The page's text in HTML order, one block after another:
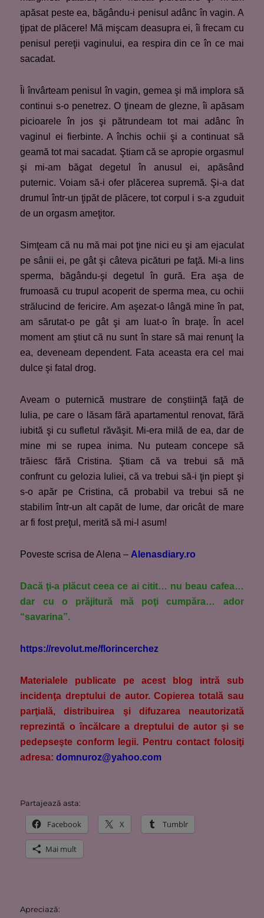
apăsat peste ea, băgându-i penisul adânc în vagin. A
ţipat de plăcere! Mă mişcam deasupra ei, îi frecam cu
penisul pereţii vaginului, ea respira din ce în ce mai
sacadat.
Îi învârteam penisul în vagin, gemea şi mă implora să
continui s-o penetrez. O ţineam de glezne, îi apăsam
picioarele în jos şi pătrundeam tot mai adânc în
vaginul ei fierbinte. A închis ochii şi a continuat să
geamă tot mai sacadat. Ştiam că se apropie orgasmul
şi mi-am băgat degetul în anusul ei, apăsând
puternic. Voiam să-i ofer plăcerea supremă. Şi-a dat
drumul într-un ţipăt de plăcere, tot corpul i s-a zguduit
de un orgasm ameţitor.
Simţeam că nu mă mai pot ţine nici eu şi am ejaculat
pe sânii ei, pe gât şi câteva picături pe faţă. Mi-a lins
sperma, băgându-şi degetul în gură. Era aşa de
frumoasă cu trupul acoperit de sperma mea, cu ochii
strălucind de fericire. Am aşezat-o lângă mine în pat,
am sărutat-o pe gât şi am luat-o în braţe. În acel
moment am ştiut că nu sunt în stare să mai renunţ la
ea, deveneam dependent. Fata aceasta era cel mai
dulce şi fatal drog.
Aveam o puternică mustrare de conştiinţă faţă de
Iulia, pe care o lăsam fără apartamentul renovat, fără
iubită şi cu sufletul răvăşit. Mi-era milă de ea, dar de
mine mi se rupea inima. Nu puteam concepe să
trăiesc fără Cristina. Ştiam că va trebui să mă
confrunt cu gelozia Iuliei, că va trebui să-i ţin piept şi
s-o apăr pe Cristina, că probabil va trebui să ne
stabilim într-un alt capăt de lume, dar oricât de mare
ar fi fost preţul, merită să mi-l asum!
Poveste scrisa de Alena – Alenasdiary.ro
Dacă ţi-a plăcut ceea ce ai citit… nu beau cafea…
dar cu o prăjitură mă poţi cumpăra… ador
“savarina”.
https://revolut.me/florincerchez
Materialele publicate pe acest blog intră sub
incidenţa dreptului de autor. Copierea totală sau
parţială, distribuirea şi difuzarea neautorizată
reprezintă o încălcare a dreptului de autor şi se
pedepseşte conform legii. Pentru contact folosiţi
adresa: domnuroz@yahoo.com
Partajează asta:
Facebook X Tumblr
Mai mult
Apreciază: